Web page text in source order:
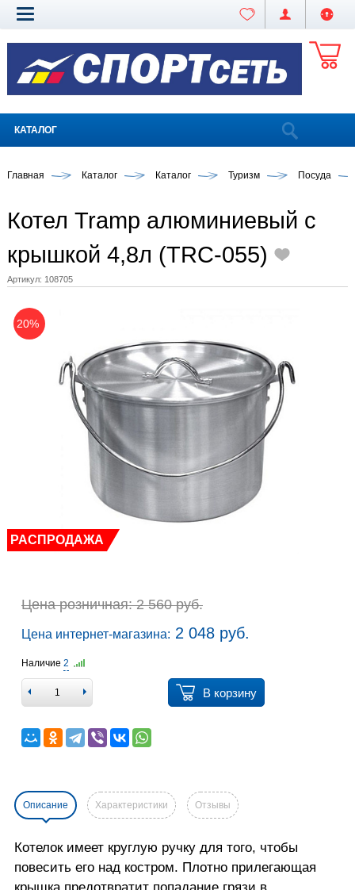
КАТАЛОГ
Главная Каталог Каталог Туризм Посуда
Котел Tramp алюминиевый с
крышкой 4,8л (TRC-055)
Артикул: 108705
20%
РАСПРОДАЖА
Цена розничная: 2 560 руб.
Цена интернет-магазина: 2 048 руб.
Наличие 2
В корзину
Описание Характеристики Отзывы
Котелок имеет круглую ручку для того, чтобы
повесить его над костром. Плотно прилегающая
крышка предотвратит попадание грязи в